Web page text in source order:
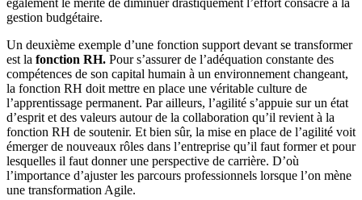
gestion budgétaire.
Un deuxième exemple d’une fonction support devant se transformer
est la fonction RH. Pour s’assurer de l’adéquation constante des
compétences de son capital humain à un environnement changeant,
la fonction RH doit mettre en place une véritable culture de
l’apprentissage permanent. Par ailleurs, l’agilité s’appuie sur un état
d’esprit et des valeurs autour de la collaboration qu’il revient à la
fonction RH de soutenir. Et bien sûr, la mise en place de l’agilité voit
émerger de nouveaux rôles dans l’entreprise qu’il faut former et pour
lesquelles il faut donner une perspective de carrière. D’où
l’importance d’ajuster les parcours professionnels lorsque l’on mène
une transformation Agile.